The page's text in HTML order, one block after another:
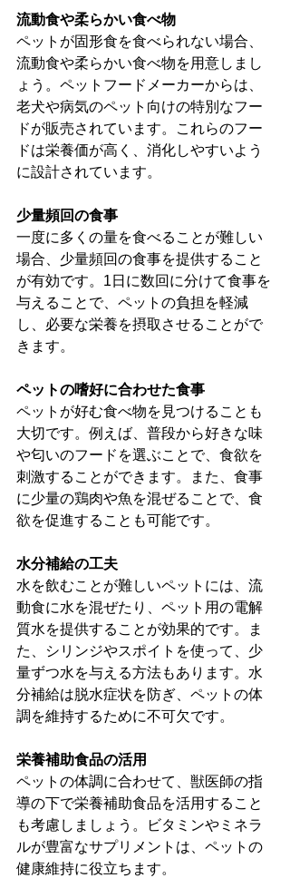
流動食や柔らかい食べ物
ペットが固形食を食べられない場合、
流動食や柔らかい食べ物を用意しまし
ょう。ペットフードメーカーからは、
老犬や病気のペット向けの特別なフー
ドが販売されています。これらのフー
ドは栄養価が高く、消化しやすいよう
に設計されています。
少量頻回の食事
一度に多くの量を食べることが難しい
場合、少量頻回の食事を提供すること
が有効です。1日に数回に分けて食事を
与えることで、ペットの負担を軽減
し、必要な栄養を摂取させることがで
きます。
ペットの嗜好に合わせた食事
ペットが好む食べ物を見つけることも
大切です。例えば、普段から好きな味
や匂いのフードを選ぶことで、食欲を
刺激することができます。また、食事
に少量の鶏肉や魚を混ぜることで、食
欲を促進することも可能です。
水分補給の工夫
水を飲むことが難しいペットには、流
動食に水を混ぜたり、ペット用の電解
質水を提供することが効果的です。ま
た、シリンジやスポイトを使って、少
量ずつ水を与える方法もあります。水
分補給は脱水症状を防ぎ、ペットの体
調を維持するために不可欠です。
栄養補助食品の活用
ペットの体調に合わせて、獣医師の指
導の下で栄養補助食品を活用すること
も考慮しましょう。ビタミンやミネラ
ルが豊富なサプリメントは、ペットの
健康維持に役立ちます。